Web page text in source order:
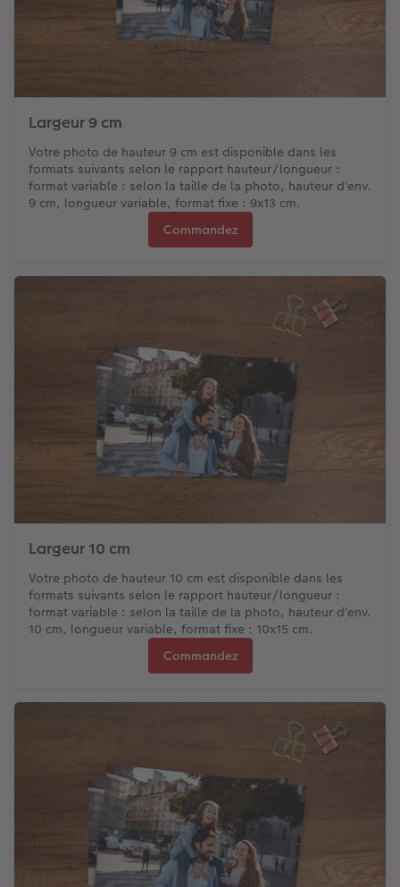
Largeur 9 cm
Votre photo de hauteur 9 cm est disponible dans les
formats suivants selon le rapport hauteur/longueur :
format variable : selon la taille de la photo, hauteur d'env.
9 cm, longueur variable, format fixe : 9x13 cm.
Commandez
Largeur 10 cm
Votre photo de hauteur 10 cm est disponible dans les
formats suivants selon le rapport hauteur/longueur :
format variable : selon la taille de la photo, hauteur d'env.
10 cm, longueur variable, format fixe : 10x15 cm.
Commandez